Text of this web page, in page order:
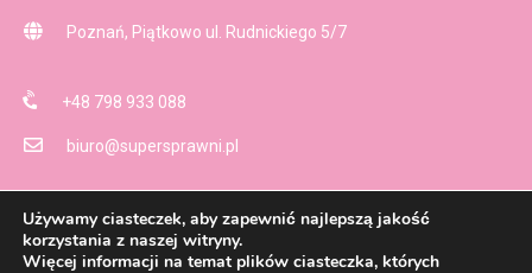
Poznań, Piątkowo ul. Rudnickiego 5/7
+48 798 933 088
biuro@supersprawni.pl
Używamy ciasteczek, aby zapewnić najlepszą jakość
korzystania z naszej witryny.
Więcej informacji na temat plików ciasteczka, których